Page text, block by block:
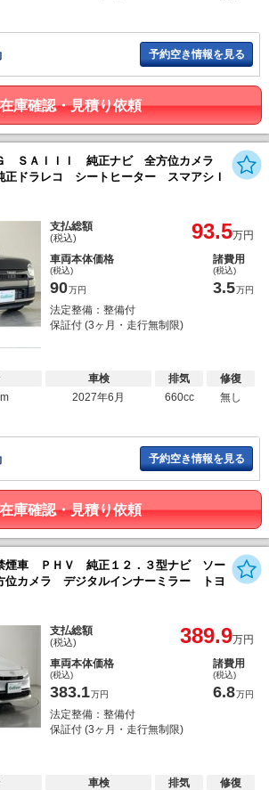
予約空き情報を見る
在庫確認・見積り依頼
ＳＡＩＩＩ 純正ナビ 全方位カメラ
ドラレコ シートヒーター スマアシＩ
支払総額
(税込) 93.5万円
車両本体価格
(税込)
90万円
諸費用
(税込)
3.5万円
法定整備：整備付
保証付 (3ヶ月・走行無制限)
車検
2027年6月
排気
660cc
修復
無し
予約空き情報を見る
在庫確認・見積り依頼
車 ＰＨＶ 純正１２．３型ナビ ソー
位カメラ デジタルインナーミラー トヨ
支払総額
(税込) 389.9万円
車両本体価格
(税込)
383.1万円
諸費用
(税込)
6.8万円
法定整備：整備付
保証付 (3ヶ月・走行無制限)
車検
排気
修復